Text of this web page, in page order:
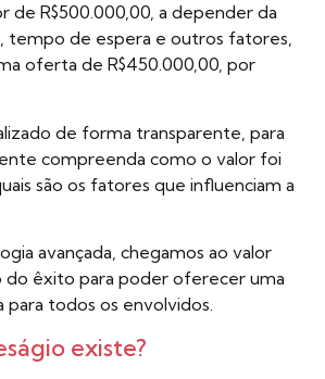
de R$500.000,00, a depender da
tempo de espera e outros fatores,
oferta de R$450.000,00, por
de forma transparente, para
compreenda como o valor foi
são os fatores que influenciam a
avançada, chegamos ao valor
do êxito para poder oferecer uma
todos os envolvidos.
existe?